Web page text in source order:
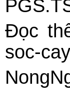
Đọc
soc-